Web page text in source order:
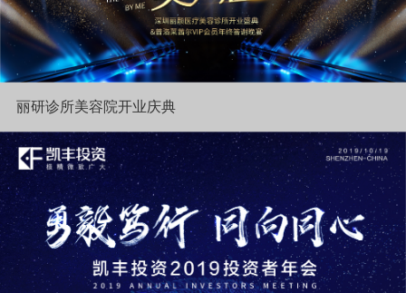
丽研诊所美容院开业庆典